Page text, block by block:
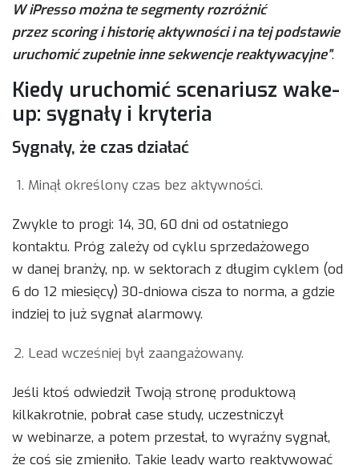
W iPresso można te segmenty rozróżnić
przez scoring i historię aktywności i na tej podstawie
uruchomić zupełnie inne sekwencje reaktywacyjne”.
Kiedy uruchomić scenariusz wake-
up: sygnały i kryteria
Sygnały, że czas działać
Minął określony czas bez aktywności.
Zwykle to progi: 14, 30, 60 dni od ostatniego
kontaktu. Próg zależy od cyklu sprzedażowego
w danej branży, np. w sektorach z długim cyklem (od
6 do 12 miesięcy) 30-dniowa cisza to norma, a gdzie
indziej to już sygnał alarmowy.
Lead wcześniej był zaangażowany.
Jeśli ktoś odwiedził Twoją stronę produktową
kilkakrotnie, pobrał case study, uczestniczył
w webinarze, a potem przestał, to wyraźny sygnał,
że coś się zmieniło. Takie leady warto reaktywować